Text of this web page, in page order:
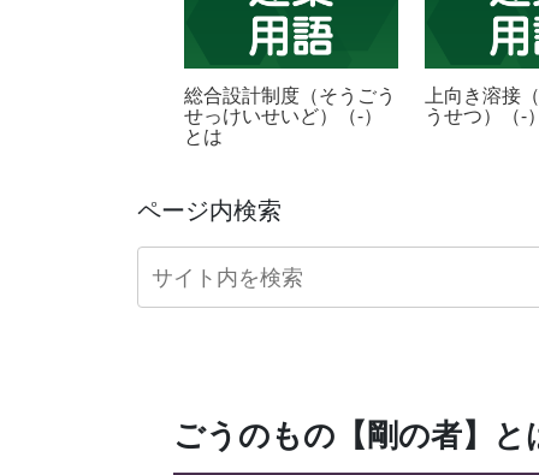
総合設計制度（そうごう
せっけいせいど）（-）
とは
上向き溶接
うせつ）（-
ページ内検索
ごうのもの【剛の者】と